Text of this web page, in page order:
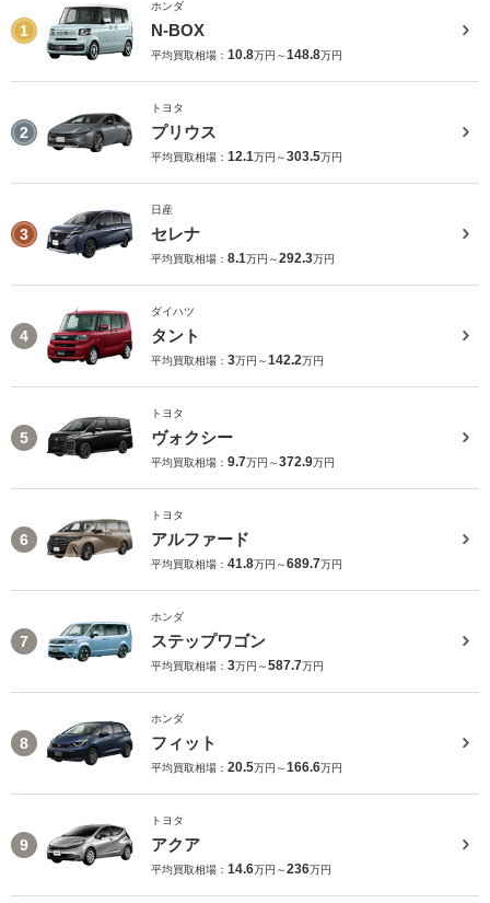
1
ホンダ
N-BOX
平均買取相場： 10.8万円～148.8万円
2
トヨタ
プリウス
平均買取相場： 12.1万円～303.5万円
3
日産
セレナ
平均買取相場： 8.1万円～292.3万円
4
ダイハツ
タント
平均買取相場： 3万円～142.2万円
5
トヨタ
ヴォクシー
平均買取相場： 9.7万円～372.9万円
6
トヨタ
アルファード
平均買取相場： 41.8万円～689.7万円
7
ホンダ
ステップワゴン
平均買取相場： 3万円～587.7万円
8
ホンダ
フィット
平均買取相場： 20.5万円～166.6万円
9
トヨタ
アクア
平均買取相場： 14.6万円～236万円